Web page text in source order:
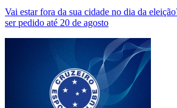
Vai estar fora da sua cidade no dia da
ser pedido até 20 de agosto